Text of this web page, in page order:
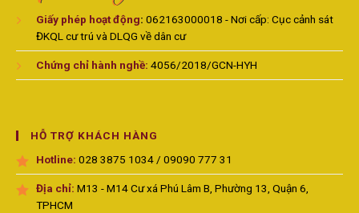
Giấy phép hoạt động: 062163000018 - Nơi cấp: Cục cảnh sát
ĐKQL cư trú và DLQG về dân cư
Chứng chỉ hành nghề: 4056/2018/GCN-HYH
HỖ TRỢ KHÁCH HÀNG
Hotline: 028 3875 1034 / 09090 777 31
Địa chỉ: M13 - M14 Cư xá Phú Lâm B, Phường 13, Quận 6,
TPHCM